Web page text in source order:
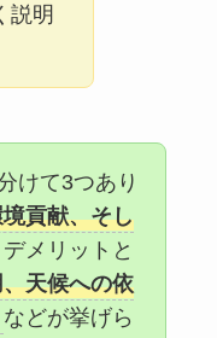
説明
けて3つあり
貢献、そし
メリットと
天候への依
などが挙げら